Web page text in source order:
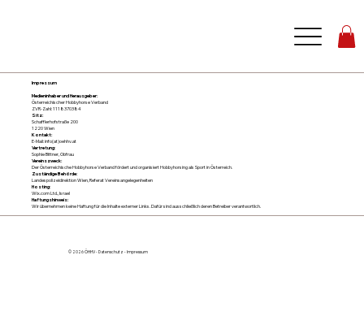
Impressum
Medieninhaber und Herausgeber:
Österreichischer Hobbyhorse Verband
ZVR-Zahl: 1118370384
Sitz:
Schafflerhofstraße 200
1220 Wien
Kontakt:
E-Mail: info(at)oehhv.at
Vertretung:
Sophie Bittner, Obfrau
Vereinszweck:
Der Österreichische Hobbyhorse Verband fördert und organisiert Hobbyhorsing als Sport in Österreich.
Zuständige Behörde:
Landespolizeidirektion Wien, Referat Vereinsangelegenheiten
Hosting:
Wix.com Ltd., Israel
Haftungshinweis:
Wir übernehmen keine Haftung für die Inhalte externer Links. Dafür sind ausschließlich deren Betreiber verantwortlich.
© 2026 ÖHHV -Datenschutz -Impressum